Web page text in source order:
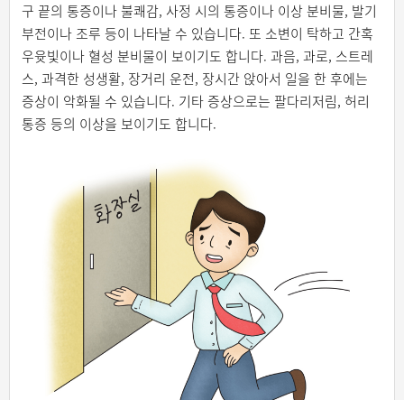
구 끝의 통증이나 불쾌감, 사정 시의 통증이나 이상 분비물, 발기
부전이나 조루 등이 나타날 수 있습니다. 또 소변이 탁하고 간혹
우윳빛이나 혈성 분비물이 보이기도 합니다. 과음, 과로, 스트레
스, 과격한 성생활, 장거리 운전, 장시간 앉아서 일을 한 후에는
증상이 악화될 수 있습니다. 기타 증상으로는 팔다리저림, 허리
통증 등의 이상을 보이기도 합니다.